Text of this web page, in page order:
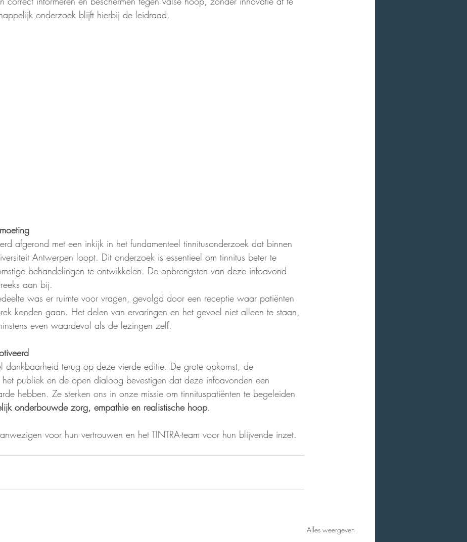
onderzoek blijft hierbij de leidraad.
afgerond met een inkijk in het fundamenteel tinnitusonderzoek dat binnen
Antwerpen loopt. Dit onderzoek is essentieel om tinnitus beter te
behandelingen te ontwikkelen. De opbrengsten van deze infoavond
aan bij.
was er ruimte voor vragen, gevolgd door een receptie waar patiënten
konden gaan. Het delen van ervaringen en het gevoel niet alleen te staan,
even waardevol als de lezingen zelf.
dankbaarheid terug op deze vierde editie. De grote opkomst, de
het publiek en de open dialoog bevestigen dat deze infoavonden een
hebben. Ze sterken ons in onze missie om tinnituspatiënten te begeleiden
onderbouwde zorg, empathie en realistische hoop.
voor hun vertrouwen en het TINTRA-team voor hun blijvende inzet.
Alles weergeven